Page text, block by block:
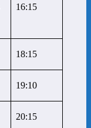
16:15
18:15
19:10
20:15